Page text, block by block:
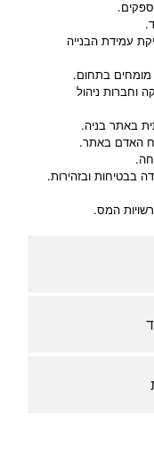
עמידת הבנייה
מומחים בתחום.
וחברות ניהול
באתר בניה.
האדם באתר.
בבטיחות ובזהירות.
המס.